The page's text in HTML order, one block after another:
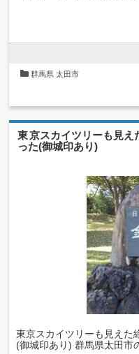
群馬県 太田市
東京スカイツリーも見えた絶景金山城跡(新田金山城)に行
った(御城印あり)
東京スカイツリーも見えた
(御城印あり) 群馬県太田